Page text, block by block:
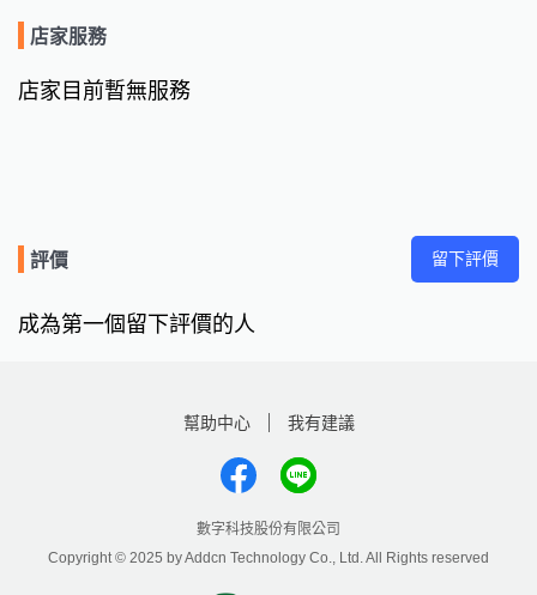
店家服務
店家目前暫無服務
評價 留下評價
成為第一個留下評價的人
幫助中心 我有建議
數字科技股份有限公司
Copyright © 2025 by Addcn Technology Co., Ltd. All Rights reserved